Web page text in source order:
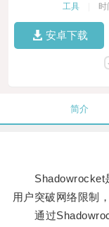
工具
安卓下载
简介
Shadowrocket是
用户突破网络限制
通过